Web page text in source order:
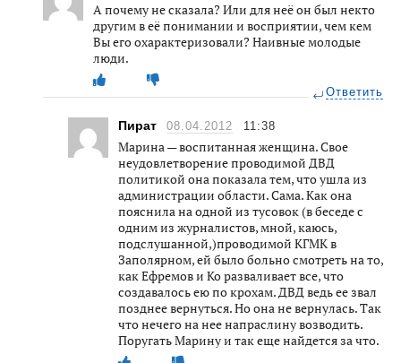
А почему не сказала? Или для неё он был некто
другим в её понимании и восприятии, чем кем
Вы его охарактеризовали? Наивные молодые
люди.
Ответить
Пират 08.04.2012 11:38
Марина — воспитанная женщина. Свое
неудовлетворение проводимой ДВД
политикой она показала тем, что ушла из
администрации области. Сама. Как она
пояснила на одной из тусовок (в беседе с
одним из журналистов, мной, каюсь,
подслушанной,)проводимой КГМК в
Заполярном, ей было больно смотреть на то,
как Ефремов и Ко разваливает все, что
создавалось ею по крохам. ДВД ведь ее звал
позднее вернуться. Но она не вернулась. Так
что нечего на нее напраслину возводить.
Поругать Марину и так еще найдется за что.